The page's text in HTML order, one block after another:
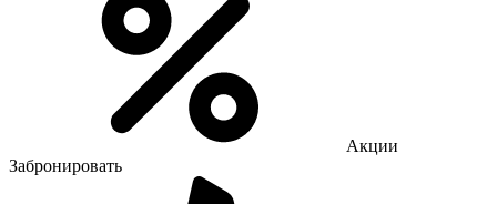
Акции
Забронировать